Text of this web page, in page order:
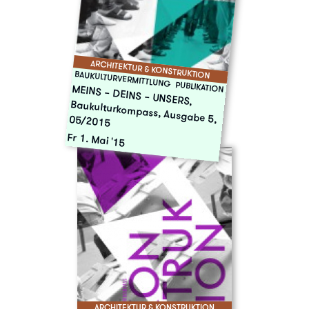
ARCHITEKTUR & KONSTRUKTION
BAUKULTURVERMITTLUNG PUBLIKATION
MEINS – DEINS – UNSERS,
Baukulturkompass, Ausgabe 5, 05/2015
Fr 1. Mai '15